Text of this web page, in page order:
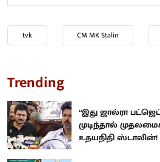
tvk CM MK Stalin
Trending
“இது ஜால்ரா
முடிந்தால்
உதயநிதி ஸ்டாலின்!